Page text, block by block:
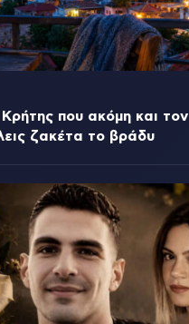
που ακόμη και τον
ζακέτα το βράδυ